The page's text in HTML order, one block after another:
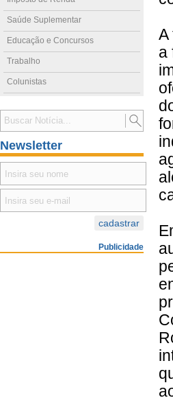
Saúde Suplementar
Educação e Concursos
Trabalho
Colunistas
Newsletter
Publicidade
A
a